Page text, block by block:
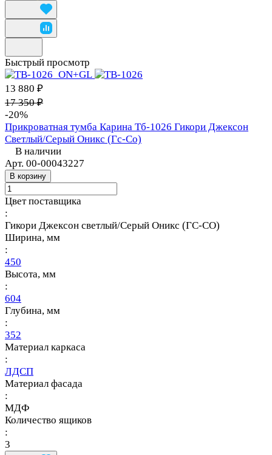
Быстрый просмотр
13 880 ₽
17 350 ₽
-20%
Прикроватная тумба Карина Тб-1026 Гикори Джексон
Светлый/Серый Оникс (Гс-Со)
В наличии
Арт. 00-00043227
В корзину
Цвет поставщика
:
Гикори Джексон светлый/Серый Оникс (ГС-СО)
Ширина, мм
:
450
Высота, мм
:
604
Глубина, мм
:
352
Материал каркаса
:
ЛДСП
Материал фасада
:
МДФ
Количество ящиков
:
3